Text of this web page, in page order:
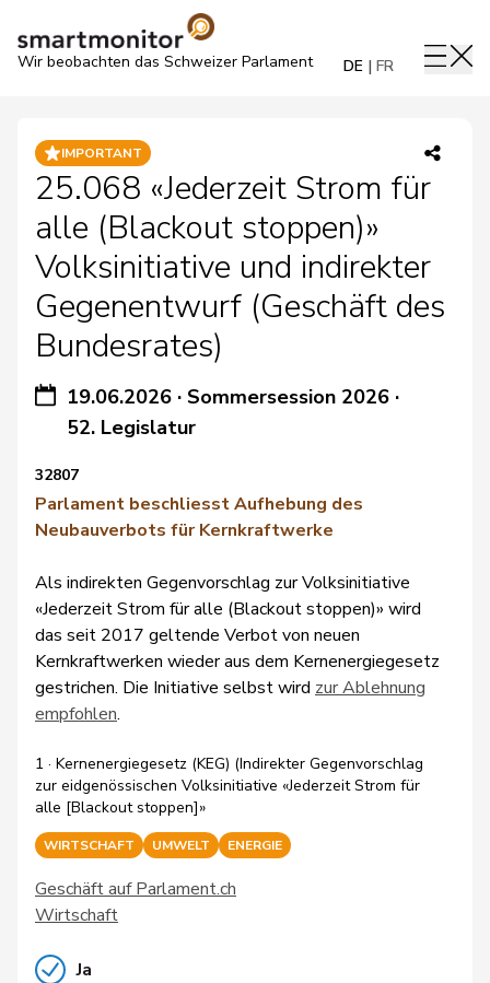
Wir beobachten das Schweizer Parlament DE FR
IMPORTANT
25.068 «Jederzeit Strom für
alle (Blackout stoppen)»
Volksinitiative und indirekter
Gegenentwurf (Geschäft des
Bundesrates)
19.06.2026 ·Sommersession 2026 ·
52. Legislatur
32807
Parlament beschliesst Aufhebung des
Neubauverbots für Kernkraftwerke
Als indirekten Gegenvorschlag zur Volksinitiative
«Jederzeit Strom für alle (Blackout stoppen)» wird
das seit 2017 geltende Verbot von neuen
Kernkraftwerken wieder aus dem Kernenergiegesetz
gestrichen. Die Initiative selbst wird zur Ablehnung
empfohlen.
1 · Kernenergiegesetz (KEG) (Indirekter Gegenvorschlag
zur eidgenössischen Volksinitiative «Jederzeit Strom für
alle [Blackout stoppen]»
WIRTSCHAFT UMWELT ENERGIE
Geschäft auf Parlament.ch
Wirtschaft
Ja